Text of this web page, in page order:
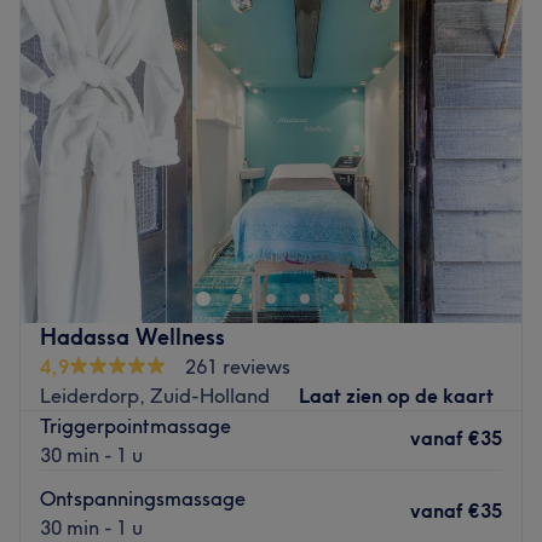
Woensdag
17:00
Donderdag
09:00 –21:00
Vrijdag
09:00 –16:00
Zaterdag
–15:00
Zondag
Gesloten
Welkom bij Body and Face Clinic in Leiderdorp. Bij deze
kliniek kun je terecht voor verschillende behandelingen
waaronder wimperlifting, maderotherapie,
bindweefselmassages en meer. Eigenaressen Mayela en
Meral zijn een team van gekwalificeerde en ervaren
professionals die gepassioneerd zijn in het helpen van
mensen. De prachtige, rustige en ontspannen omgeving
zorgt ervoor dat je je op je gemak voelt tijdens je bezoek
aan de kliniek.
Bushalte Vogellaan is op loopafstand.
Hadassa Wellness
4,9
261 reviews
Leiderdorp, Zuid-Holland
Laat zien op de kaart
Triggerpointmassage
30 min - 1 u
vanaf €35
Ontspanningsmassage
30 min - 1 u
vanaf €35